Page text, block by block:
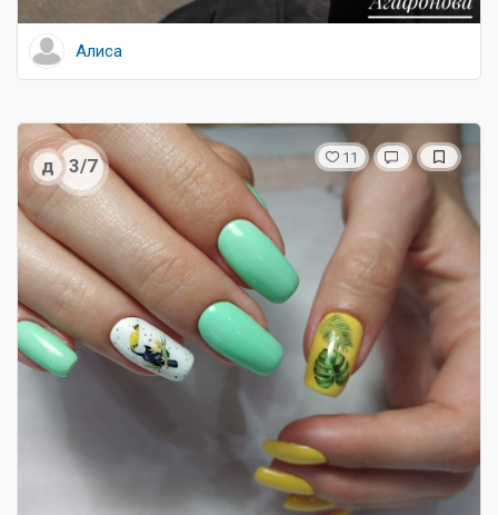
Алиса
д 3/7 11